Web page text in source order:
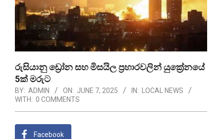
රුසියානු ඩ්‍රෝන සහ මිසයිල ප්‍රහාරවලින් යුක්‍රේනයේ
5ක් මරුට
BY: ADMIN ON: JUNE 7, 2025 IN:
LOCAL NEWS
WITH: 0 COMMENTS
Facebook